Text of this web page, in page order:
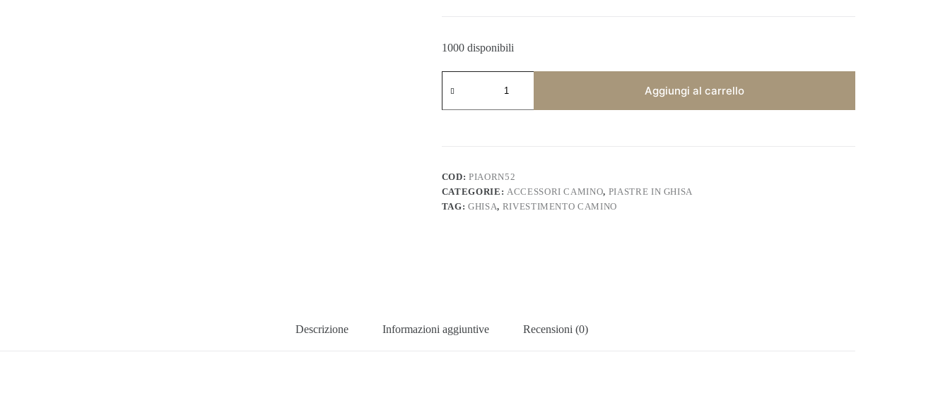
1000 disponibili
camino
in
Aggiungi al carrello
COD:PIAORN52
CATEGORIE: ACCESSORI CAMINO, PIASTRE IN GHISA
TAG:GHISA, RIVESTIMENTO CAMINO
Descrizione Informazioni aggiuntive Recensioni (0)